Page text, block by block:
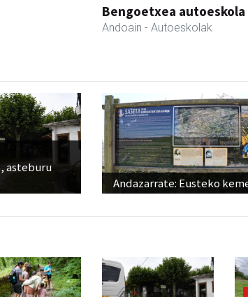
Bengoetxea autoeskola
Andoain - Autoeskolak
asteburu
Andazarrate: Eusteko